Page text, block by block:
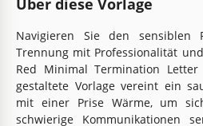
Navigieren Sie den sensiblen
Trennung mit Professionalität
Red Minimal Termination
gestaltete Vorlage vereint ein
mit einer Prise Wärme, um
schwierige Kommunikationen